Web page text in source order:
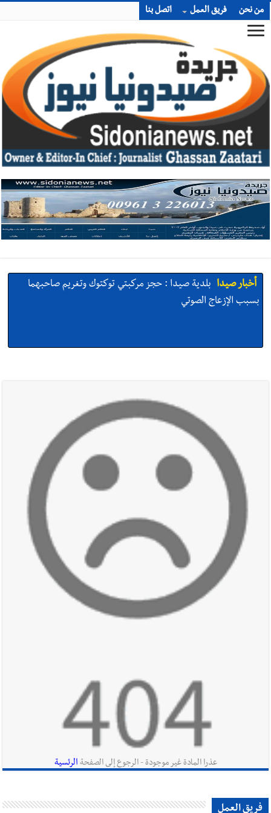
من نحن فريق العمل اتصل بنا
أخبار صيدا بلدية صيدا : حجز مركبتي توكتوك وتغريم صاحبهما
بسبب الإزعاج الصوتي
أخبار صيدا بلدية صيدا ومؤسسة الحريري تعقدان الاجتماع
التشاوري الأول للمرصد الحضري
استعراض شامل لمشاريع وتأكيدٌ على حماية القيمة التراثية للمدينة
القديمة
أخبار صيدا عمر مرجان يطلق أكاديمية نادي الحرية لكرة القدم
حول الجيش في هذه المرحلة الدقيقة
مؤسسة مياه لبنان الجنوبي : جيش العدوالاسرائيلي
يستهدف فرق المؤسسة أثناء عملهم في عيتا الجبل
أخبار لبنان بهية الحريري تقدم بإسم الرئيس سعد الحريري التعازي
عذرا المادة غير موجودة - الرجوع إلى الصفحة الرئسية
فريق العمل